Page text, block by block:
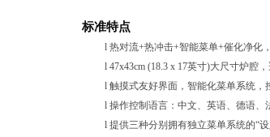
标准特点
l 热对流+热冲击+智能菜单+催化净化
l 47x43cm (18.3 x 17英寸)大尺寸炉腔
l 触摸式友好界面，智能化菜单系统，
l 操作控制语言：中文、英语、德语、
l 提供三种分别拥有独立菜单系统的“